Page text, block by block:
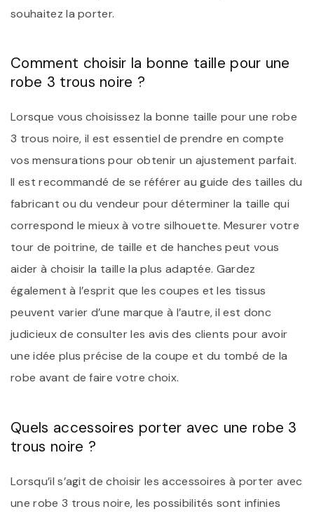
souhaitez la porter.
Comment choisir la bonne taille pour une
robe 3 trous noire ?
Lorsque vous choisissez la bonne taille pour une robe
3 trous noire, il est essentiel de prendre en compte
vos mensurations pour obtenir un ajustement parfait.
Il est recommandé de se référer au guide des tailles du
fabricant ou du vendeur pour déterminer la taille qui
correspond le mieux à votre silhouette. Mesurer votre
tour de poitrine, de taille et de hanches peut vous
aider à choisir la taille la plus adaptée. Gardez
également à l’esprit que les coupes et les tissus
peuvent varier d’une marque à l’autre, il est donc
judicieux de consulter les avis des clients pour avoir
une idée plus précise de la coupe et du tombé de la
robe avant de faire votre choix.
Quels accessoires porter avec une robe 3
trous noire ?
Lorsqu’il s’agit de choisir les accessoires à porter avec
une robe 3 trous noire, les possibilités sont infinies